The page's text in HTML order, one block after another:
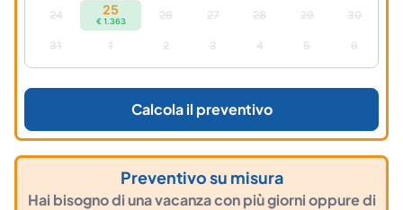
24 25
€ 1.363 26 27 28 29 30
31 1 2 3 4 5 6
Calcola il preventivo
Preventivo su misura
Hai bisogno di una vacanza con più giorni oppure di